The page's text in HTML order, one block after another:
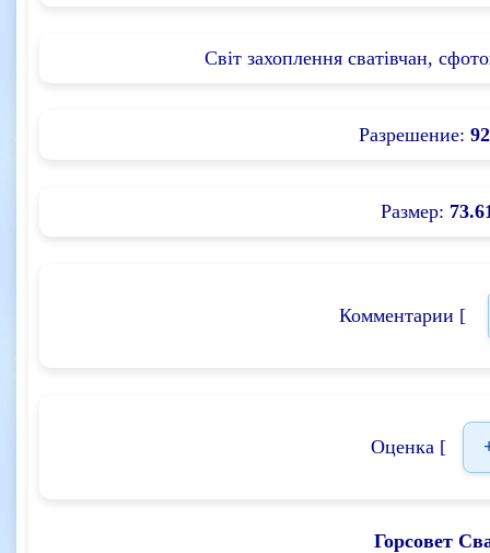
Світ захоплення сватівчан,
Разрешение:
Размер:
Комментарии [
Оценка [
Горсовет